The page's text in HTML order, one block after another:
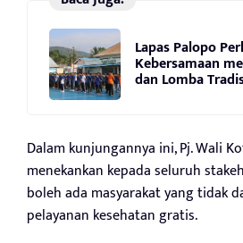
Lapas Palopo
Kebersamaan
dan Lomba
Dalam kunjungannya ini, Pj. Wali
menekankan kepada seluruh
boleh ada masyarakat yang tidak
pelayanan kesehatan gratis.